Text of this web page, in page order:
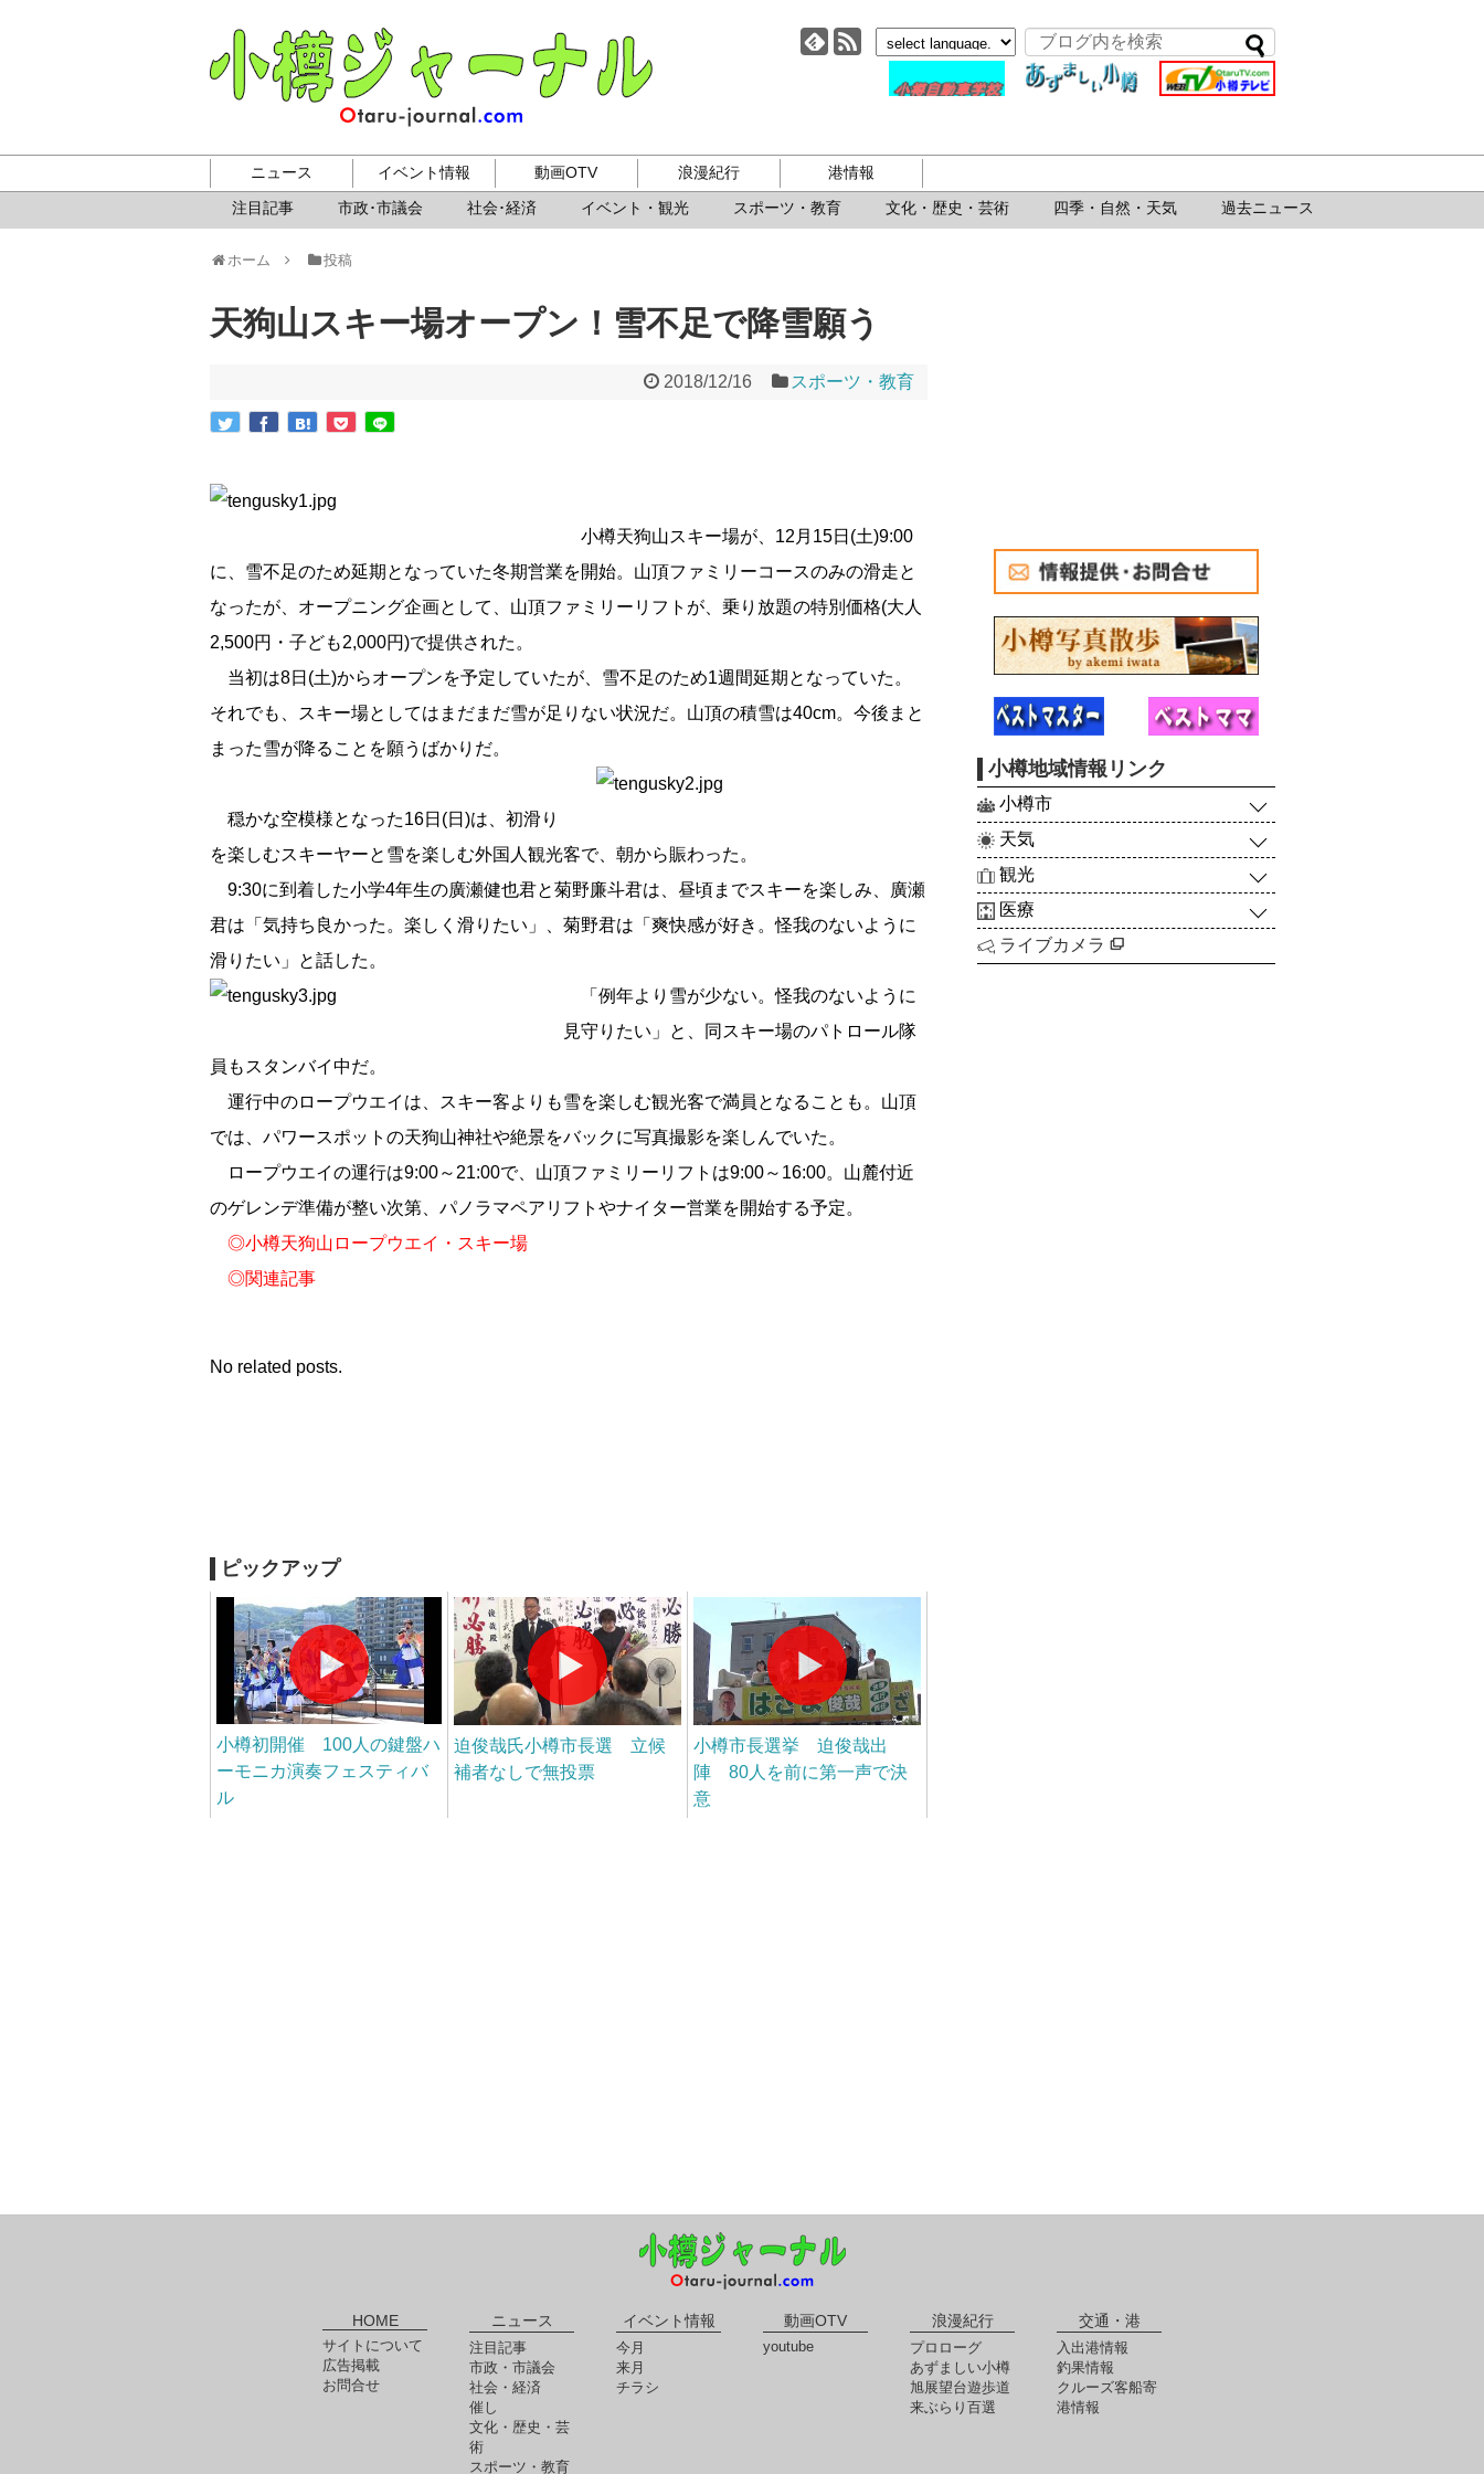
小樽ジャーナル
ニュース
注目記事
市政･市議会 社会･経済 イベント・観光 スポーツ・教育 文化・歴史・芸術 四季・自然・天気 過去ニュース
イベント情報 動画OTV 浪漫紀行 港情報
ホーム 投稿
天狗山スキー場オープン！雪不足で降雪願う
2018/12/16 スポーツ・教育
小樽天狗山スキー場が、12月15日(土)9:00
に、雪不足のため延期となっていた冬期営業を開始。山頂ファミリーコースのみの滑走と
なったが、オープニング企画として、山頂ファミリーリフトが、乗り放題の特別価格(大人
2,500円・子ども2,000円)で提供された。
当初は8日(土)からオープンを予定していたが、雪不足のため1週間延期となっていた。
それでも、スキー場としてはまだまだ雪が足りない状況だ。山頂の積雪は40cm。今後まと
まった雪が降ることを願うばかりだ。
穏かな空模様となった16日(日)は、初滑り
を楽しむスキーヤーと雪を楽しむ外国人観光客で、朝から賑わった。
9:30に到着した小学4年生の廣瀬健也君と菊野廉斗君は、昼頃までスキーを楽しみ、廣瀬
君は「気持ち良かった。楽しく滑りたい」、菊野君は「爽快感が好き。怪我のないように
滑りたい」と話した。
「例年より雪が少ない。怪我のないように
見守りたい」と、同スキー場のパトロール隊
員もスタンバイ中だ。
運行中のロープウエイは、スキー客よりも雪を楽しむ観光客で満員となることも。山頂
では、パワースポットの天狗山神社や絶景をバックに写真撮影を楽しんでいた。
ロープウエイの運行は9:00～21:00で、山頂ファミリーリフトは9:00～16:00。山麓付近
のゲレンデ準備が整い次第、パノラマペアリフトやナイター営業を開始する予定。
◎小樽天狗山ロープウエイ・スキー場
◎関連記事
No related posts.
ピックアップ
小樽初開催 100人の鍵盤ハ
ーモニカ演奏フェスティバ
ル
迫俊哉氏小樽市長選 立候
補者なしで無投票
小樽市長選挙 迫俊哉出
陣 80人を前に第一声で決
意
小樽地域情報リンク
小樽市
天気
観光
医療
ライブカメラ
HOME
サイトについて
広告掲載
お問合せ
ニュース
注目記事
市政・市議会
社会・経済
催し
文化・歴史・芸
術
スポーツ・教育
イベント情報
今月
来月
チラシ
動画OTV
youtube
浪漫紀行
プロローグ
あずましい小樽
旭展望台遊歩道
来ぶらり百選
交通・港
入出港情報
釣果情報
クルーズ客船寄
港情報